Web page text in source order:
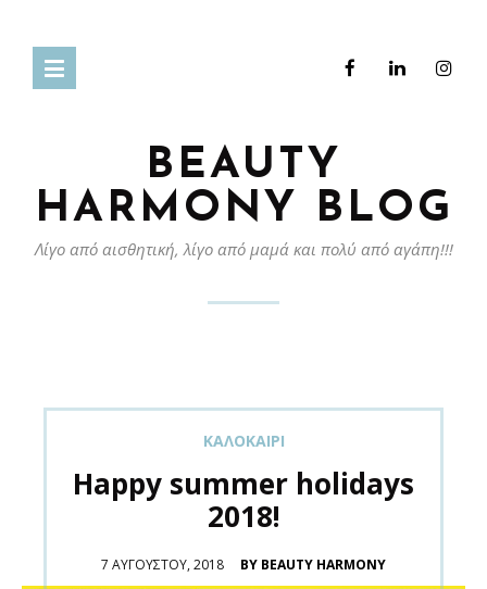
BEAUTY
HARMONY BLOG
Λίγο από αισθητική, λίγο από μαμά και πολύ από αγάπη!!!
ΚΑΛΟΚΑΊΡΙ
Happy summer holidays
2018!
POSTED
7 ΑΥΓΟΎΣΤΟΥ, 2018 BY BEAUTY HARMONY